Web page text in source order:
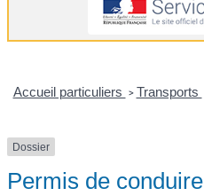
Accueil particuliers > Transports
Dossier
Permis de conduire